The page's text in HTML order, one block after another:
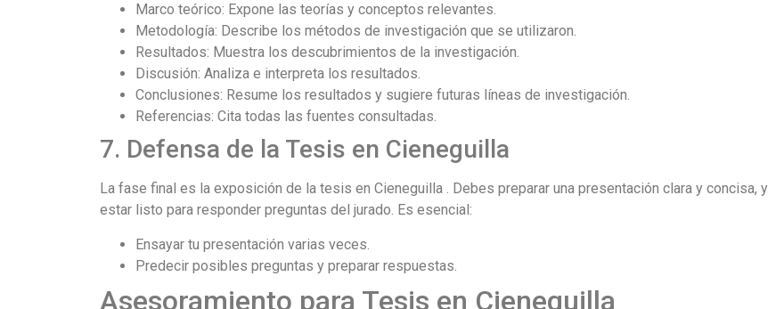
Marco teórico: Expone las teorías y conceptos relevantes.
Metodología: Describe los métodos de investigación que se utilizaron.
Resultados: Muestra los descubrimientos de la investigación.
Discusión: Analiza e interpreta los resultados.
Conclusiones: Resume los resultados y sugiere futuras líneas de investigación.
Referencias: Cita todas las fuentes consultadas.
7. Defensa de la Tesis en Cieneguilla
La fase final es la exposición de la tesis en Cieneguilla . Debes preparar una presentación clara y concisa, y
estar listo para responder preguntas del jurado. Es esencial:
Ensayar tu presentación varias veces.
Predecir posibles preguntas y preparar respuestas.
Asesoramiento para Tesis en Cieneguilla